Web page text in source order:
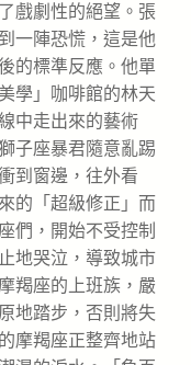
戲劇性的絕望。張
一陣恐慌，這是他
的標準反應。他單
學」咖啡館的林天
中走出來的藝術
子座暴君隨意亂踢
到窗邊，往外看
的「超級修正」而
們，開始不受控制
地哭泣，導致城市
羯座的上班族，嚴
地踏步，否則將失
摩羯座正整齊地站